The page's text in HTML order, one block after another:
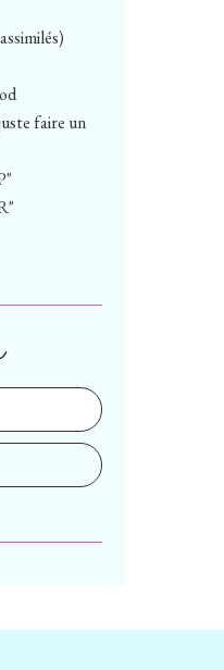
faire un